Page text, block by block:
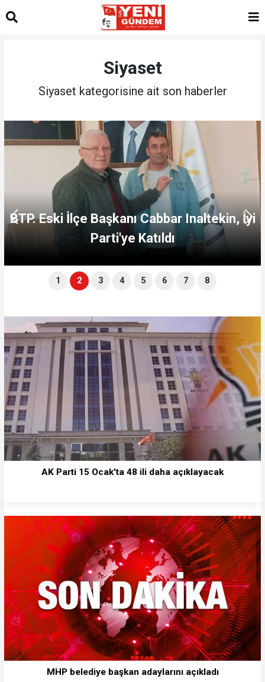
Siyaset
Siyaset kategorisine ait son haberler
BTP. Eski İlçe Başkanı Cabbar Inaltekin, İyi
Parti'ye Katıldı
1 2 3 4 5 6 7 8
AK Parti 15 Ocak'ta 48 ili daha açıklayacak
MHP belediye başkan adaylarını açıkladı